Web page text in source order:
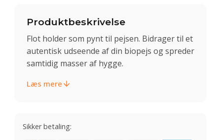
Produktbeskrivelse
Flot holder som pynt til pejsen. Bidrager til et
autentisk udseende af din biopejs og spreder
samtidig masser af hygge.
Læs mere
Sikker betaling: